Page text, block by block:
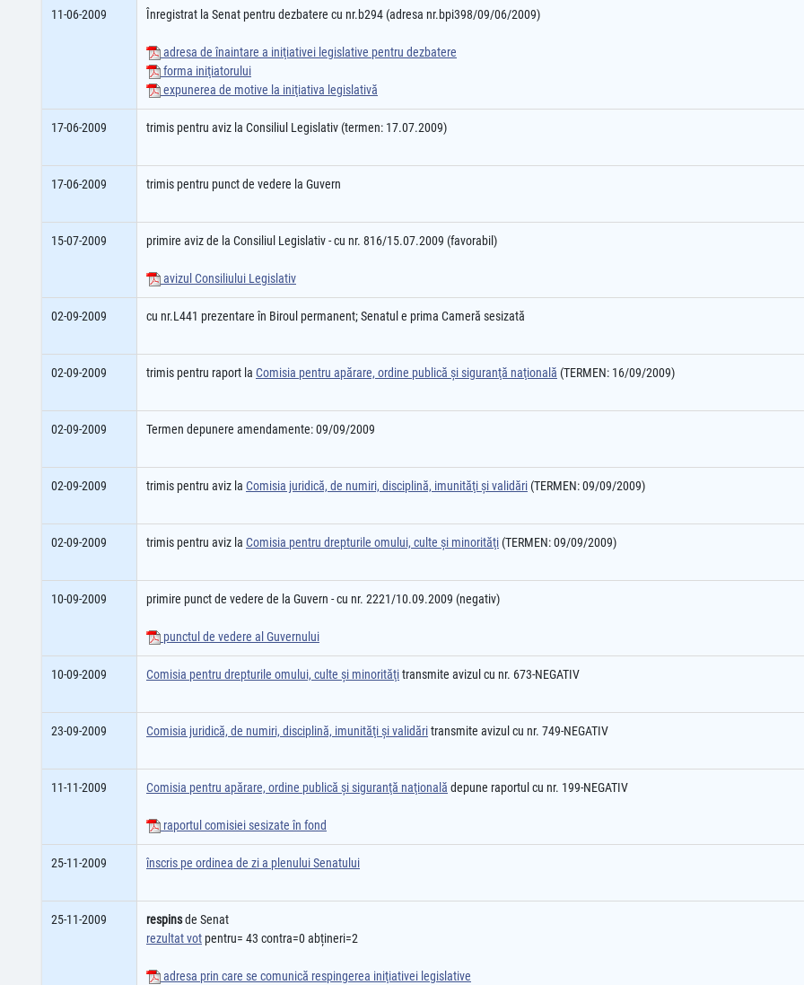
11-06-2009 Înregistrat la Senat pentru dezbatere cu nr.b294 (adresa nr.bpi398/09/06/2009)
adresa de înaintare a iniţiativei legislative pentru dezbatere
forma iniţiatorului
expunerea de motive la iniţiativa legislativă
17-06-2009 trimis pentru aviz la Consiliul Legislativ (termen: 17.07.2009)
17-06-2009 trimis pentru punct de vedere la Guvern
15-07-2009 primire aviz de la Consiliul Legislativ - cu nr. 816/15.07.2009 (favorabil)
avizul Consiliului Legislativ
02-09-2009 cu nr.L441 prezentare în Biroul permanent; Senatul e prima Cameră sesizată
02-09-2009 trimis pentru raport la Comisia pentru apărare, ordine publică şi siguranţă naţională (TERMEN: 16/09/2009)
02-09-2009 Termen depunere amendamente: 09/09/2009
02-09-2009 trimis pentru aviz la Comisia juridică, de numiri, disciplină, imunităţi şi validări (TERMEN: 09/09/2009)
02-09-2009 trimis pentru aviz la Comisia pentru drepturile omului, culte şi minorităţi (TERMEN: 09/09/2009)
10-09-2009 primire punct de vedere de la Guvern - cu nr. 2221/10.09.2009 (negativ)
punctul de vedere al Guvernului
10-09-2009 Comisia pentru drepturile omului, culte şi minorităţitransmite avizul cu nr. 673-NEGATIV
23-09-2009 Comisia juridică, de numiri, disciplină, imunităţi şi validăritransmite avizul cu nr. 749-NEGATIV
11-11-2009 Comisia pentru apărare, ordine publică şi siguranţă naţională depune raportul cu nr. 199-NEGATIV
raportul comisiei sesizate în fond
25-11-2009 înscris pe ordinea de zi a plenului Senatului
25-11-2009 respinsde Senat
rezultat vot pentru= 43 contra=0 abțineri=2
adresa prin care se comunică respingerea iniţiativei legislative